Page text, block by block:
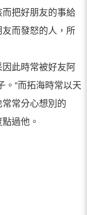
把好朋友的事給
而發怒的人，所
此時常被好友阿
。”而拓海時常以天
常分心想別的
過他。